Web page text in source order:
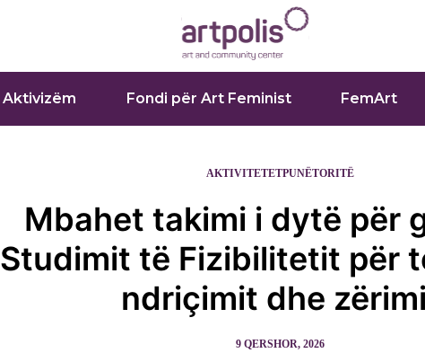
Aktivizëm Fondi për Art Feminist FemArt
AKTIVITETETPUNËTORITË
Mbahet takimi i dytë për
Studimit të Fizibilitetit për
ndriçimit dhe
9 QERSHOR, 2026